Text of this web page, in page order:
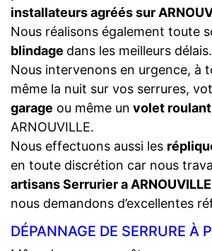
installateurs agréés sur
Nous réalisons également toute
blindage dans les meilleurs délais.
Nous intervenons en urgence, à
même la nuit sur vos serrures,
garage ou même un volet
ARNOUVILLE.
Nous effectuons aussi les
en toute discrétion car nous
artisans Serrurier a
nous demandons d’excellentes
DÉPANNAGE DE SERRURE À